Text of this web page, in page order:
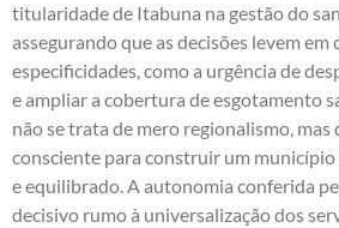
titularidade de Itabuna na gestão do
assegurando que as decisões levem em
especificidades, como a urgência de
e ampliar a cobertura de esgotamento
não se trata de mero regionalismo, mas
consciente para construir um município
e equilibrado. A autonomia conferida
decisivo rumo à universalização dos